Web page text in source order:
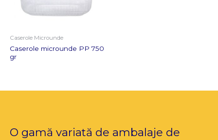
Caserole Microunde
Caserole microunde PP 750
gr
O gamă variată de ambalaje de